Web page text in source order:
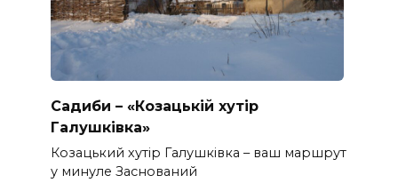
Садиби – «Козацькій хутір
Галушківка»
Козацький хутір Галушківка – ваш маршрут
у минуле Заснований